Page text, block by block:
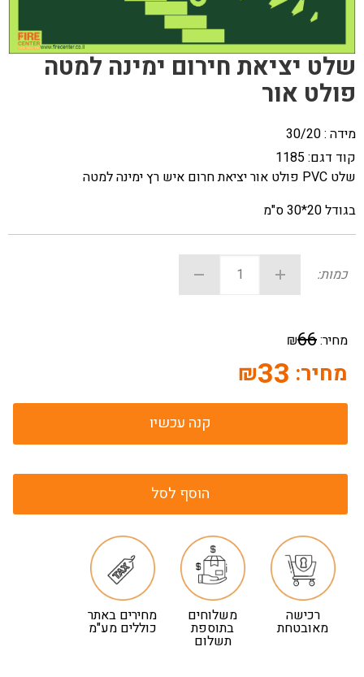
שלט יציאת חירום ימינה למטה
פולט אור
מידה : 30/20
קוד דגם:1185
שלט PVC פולט אור יציאת חרום איש רץ ימינה למטה
בגודל 20*30 ס"מ
כמות:
מחיר:66
₪
מחיר: 33
₪
קנה עכשיו
הוסף לסל
רכישה
מאובטחת
משלוחים
בתוספת
תשלום
מחירים באתר
כוללים מע"מ